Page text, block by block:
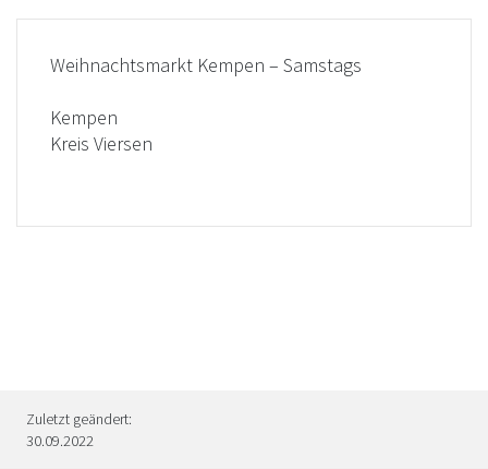
Weihnachtsmarkt Kempen – Samstags
Kempen
Kreis Viersen
Zuletzt geändert:
30.09.2022